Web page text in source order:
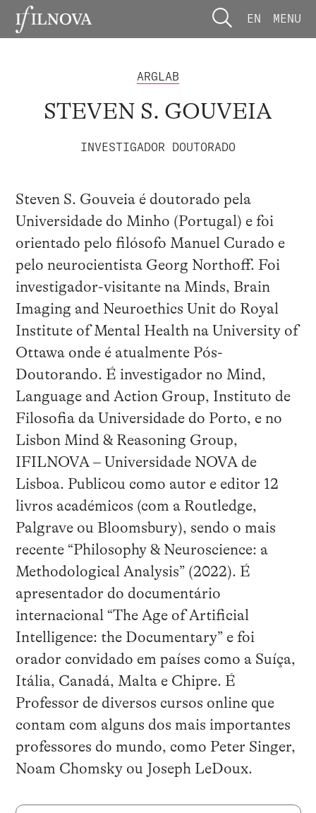
EN MENU
ARGLAB
STEVEN S. GOUVEIA
INVESTIGADOR DOUTORADO
Steven S. Gouveia é doutorado pela
Universidade do Minho (Portugal) e foi
orientado pelo filósofo Manuel Curado e
pelo neurocientista Georg Northoff. Foi
investigador-visitante na Minds, Brain
Imaging and Neuroethics Unit do Royal
Institute of Mental Health na University of
Ottawa onde é atualmente Pós-
Doutorando. É investigador no Mind,
Language and Action Group, Instituto de
Filosofia da Universidade do Porto, e no
Lisbon Mind & Reasoning Group,
IFILNOVA – Universidade NOVA de
Lisboa. Publicou como autor e editor 12
livros académicos (com a Routledge,
Palgrave ou Bloomsbury), sendo o mais
recente “Philosophy & Neuroscience: a
Methodological Analysis” (2022). É
apresentador do documentário
internacional “The Age of Artificial
Intelligence: the Documentary” e foi
orador convidado em países como a Suíça,
Itália, Canadá, Malta e Chipre. É
Professor de diversos cursos online que
contam com alguns dos mais importantes
professores do mundo, como Peter Singer,
Noam Chomsky ou Joseph LeDoux.